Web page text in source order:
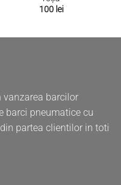
100 lei
vanzarea barcilor
barci pneumatice cu
partea clientilor in toti